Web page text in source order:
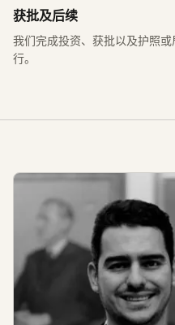
获批及后续
我们完成投资、获批以及护照
行。